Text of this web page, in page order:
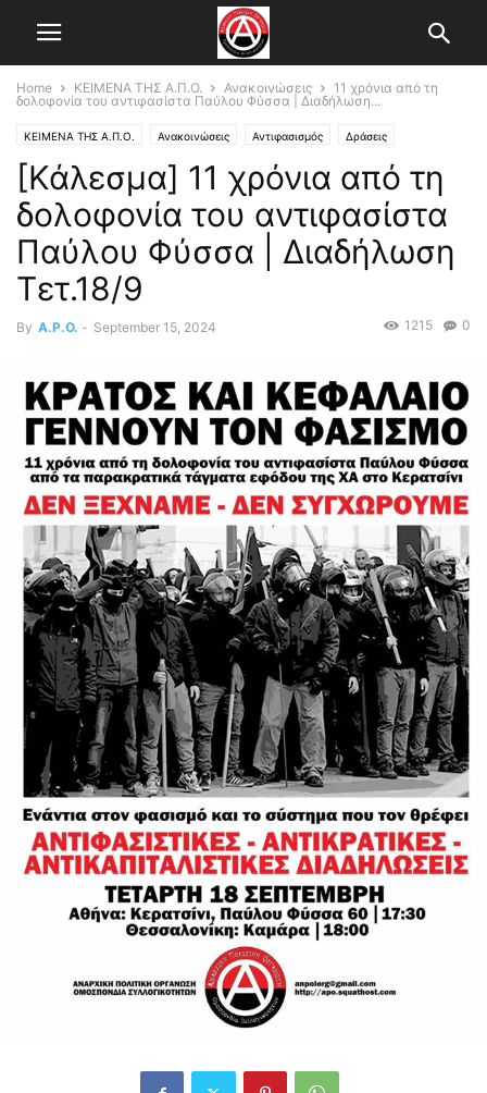
Home ΚΕΙΜΕΝΑ ΤΗΣ Α.Π.Ο. Ανακοινώσεις
11 χρόνια από τη
δολοφονία του αντιφασίστα Παύλου Φύσσα | Διαδήλωση...
ΚΕΙΜΕΝΑ ΤΗΣ Α.Π.Ο. Ανακοινώσεις Αντιφασισμός Δράσεις
Εκδηλώσεις-Καλέσματα Κεντρικό Άρθρο
[Κάλεσμα] 11 χρόνια από τη
δολοφονία του αντιφασίστα
Παύλου Φύσσα | Διαδήλωση
Τετ.18/9
By A.P.O. - September 15, 2024 0
1215